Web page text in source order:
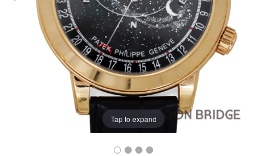
事業内容
買取価格例一覧
Tap to expand